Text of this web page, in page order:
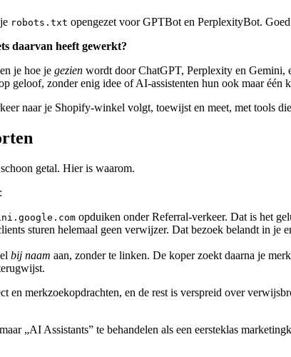
robots.txt opengezet voor GPTBot en PerplexityBot.
daarvan heeft gewerkt?
je hoe je gezien wordt door ChatGPT, Perplexity en Gemini,
zonder enig idee of AI-assistenten hun ook maar één
naar je Shopify-winkel volgt, toewijst en meet, met tools
getal. Hier is waarom.
opduiken onder Referral-verkeer. Dat is het
sturen helemaal geen verwijzer. Dat bezoek belandt in je
bij naam aan, zonder te linken. De koper zoekt daarna je
merkzoekopdrachten, en de rest is verspreid over
„AI Assistants” te behandelen als een eersteklas